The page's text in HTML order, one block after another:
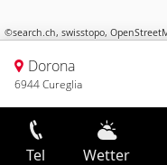
©search.ch, swisstopo,
Dorona
6944 Cureglia
Tel Wetter